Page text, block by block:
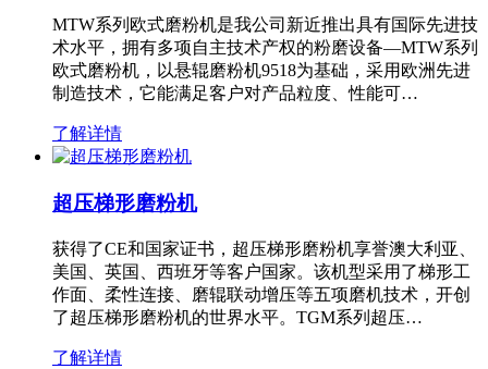
MTW系列欧式磨粉机是我公司新近推出具有国际先进技
术水平，拥有多项自主技术产权的粉磨设备—MTW系列
欧式磨粉机，以悬辊磨粉机9518为基础，采用欧洲先进
制造技术，它能满足客户对产品粒度、性能可…
了解详情
超压梯形磨粉机
获得了CE和国家证书，超压梯形磨粉机享誉澳大利亚、
美国、英国、西班牙等客户国家。该机型采用了梯形工
作面、柔性连接、磨辊联动增压等五项磨机技术，开创
了超压梯形磨粉机的世界水平。TGM系列超压…
了解详情